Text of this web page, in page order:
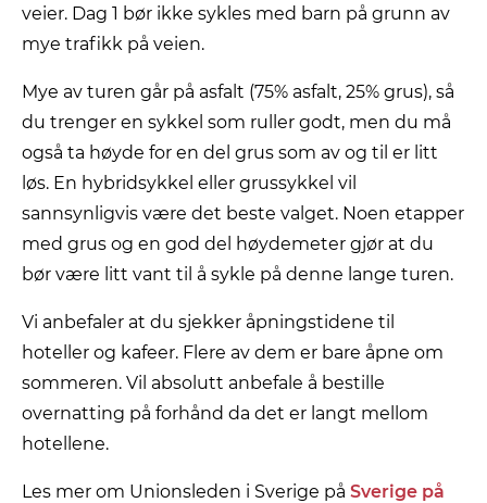
veier. Dag 1 bør ikke sykles med barn på grunn av
mye trafikk på veien.
Mye av turen går på asfalt (75% asfalt, 25% grus), så
du trenger en sykkel som ruller godt, men du må
også ta høyde for en del grus som av og til er litt
løs. En hybridsykkel eller grussykkel vil
sannsynligvis være det beste valget. Noen etapper
med grus og en god del høydemeter gjør at du
bør være litt vant til å sykle på denne lange turen.
Vi anbefaler at du sjekker åpningstidene til
hoteller og kafeer. Flere av dem er bare åpne om
sommeren. Vil absolutt anbefale å bestille
overnatting på forhånd da det er langt mellom
hotellene.
Les mer om Unionsleden i Sverige på Sverige på